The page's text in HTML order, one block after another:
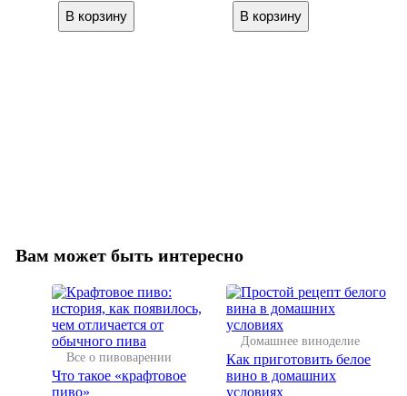
Вам может быть интересно
Все о пивоварении
Что такое «крафтовое
пиво»
Домашнее виноделие
Как приготовить белое
вино в домашних
условиях